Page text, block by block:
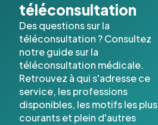
téléconsultation
Des questions sur la
téléconsultation ? Consultez
notre guide sur la
téléconsultation médicale.
Retrouvez à qui s'adresse ce
service, les professions
disponibles, les motifs les plus
courants et plein d'autres